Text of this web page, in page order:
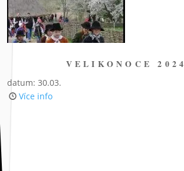
VELIKONOCE 2024
datum: 30.03.
Více info